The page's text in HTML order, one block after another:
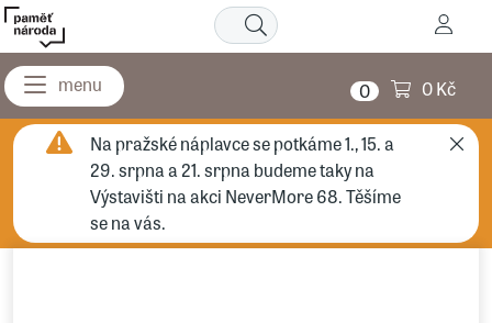
0 0 Kč
Na pražské náplavce se potkáme 1., 15. a
29. srpna a 21. srpna budeme taky na
Výstavišti na akci NeverMore 68. Těšíme
se na vás.